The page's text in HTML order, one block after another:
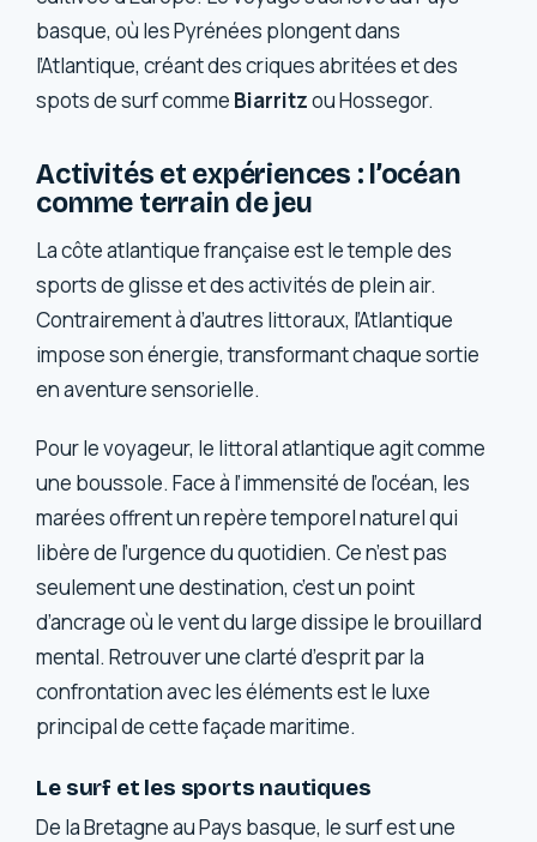
basque, où les Pyrénées plongent dans
l’Atlantique, créant des criques abritées et des
spots de surf comme Biarritzou Hossegor.
Activités et expériences : l’océan
comme terrain de jeu
La côte atlantique française est le temple des
sports de glisse et des activités de plein air.
Contrairement à d’autres littoraux, l’Atlantique
impose son énergie, transformant chaque sortie
en aventure sensorielle.
Pour le voyageur, le littoral atlantique agit comme
une boussole. Face à l’immensité de l’océan, les
marées offrent un repère temporel naturel qui
libère de l’urgence du quotidien. Ce n’est pas
seulement une destination, c’est un point
d’ancrage où le vent du large dissipe le brouillard
mental. Retrouver une clarté d’esprit par la
confrontation avec les éléments est le luxe
principal de cette façade maritime.
Le surf et les sports nautiques
De la Bretagne au Pays basque, le surf est une